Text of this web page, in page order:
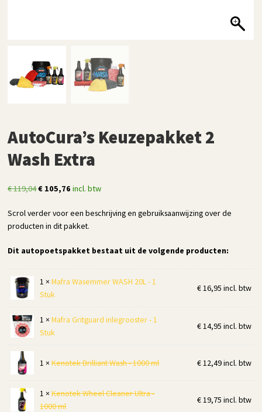
AutoCura’s Keuzepakket 2
Wash Extra
€119,04Oorspronkelijke
was:
€ 119,04.
€ 105,76 Huidige
is:
€ 105,76.
incl. btw
Scrol verder voor een beschrijving en gebruiksaanwijzing over de
producten in dit pakket.
Dit autopoetspakket bestaat uit de volgende producten:
1 ×Mafra Wasemmer WASH 20L - 1
Stuk
€16,95 incl. btw
1 ×Mafra Gritguard inlegrooster - 1
Stuk
€14,95 incl. btw
1 ×Kenotek Brilliant Wash - 1000 ml €12,49incl. btw
1 ×Kenotek Wheel Cleaner Ultra -
1000 ml
€19,75 incl. btw